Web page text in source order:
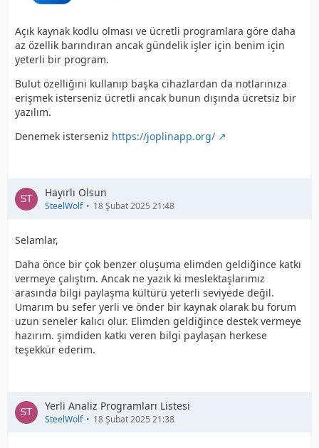
Açık kaynak kodlu olması ve ücretli programlara göre daha
az özellik barındıran ancak gündelik işler için benim için
yeterli bir program.
Bulut özelliğini kullanıp başka cihazlardan da notlarınıza
erişmek isterseniz ücretli ancak bunun dışında ücretsiz bir
yazılım.
Denemek isterseniz https://joplinapp.org/
Hayırlı Olsun
SteelWolf 18 Şubat 2025 21:48
Selamlar,
Daha önce bir çok benzer oluşuma elimden geldiğince katkı
vermeye çalıştım. Ancak ne yazık ki meslektaşlarımız
arasında bilgi paylaşma kültürü yeterli seviyede değil.
Umarım bu sefer yerli ve önder bir kaynak olarak bu forum
uzun seneler kalıcı olur. Elimden geldiğince destek vermeye
hazırım. şimdiden katkı veren bilgi paylaşan herkese
teşekkür ederim.
Yerli Analiz Programları Listesi
SteelWolf 18 Şubat 2025 21:38